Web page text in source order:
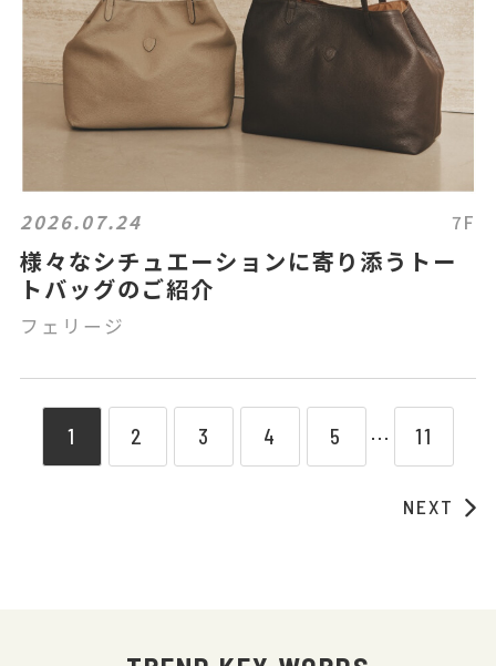
2026.07.24 7F
様々なシチュエーションに寄り添うトー
トバッグのご紹介
フェリージ
1 2 3 4 5 ⋯ 11
NEXT